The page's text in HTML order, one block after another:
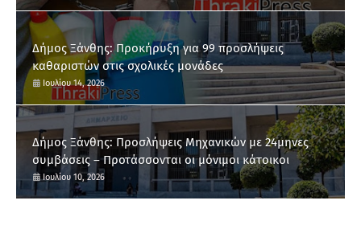
Δήμος Ξάνθης: Προκήρυξη για 99 προσλήψεις
καθαριστών στις σχολικές μονάδες
Ιουλίου 14, 2026
Δήμος Ξάνθης: Προσλήψεις Μηχανικών με 24μηνες
συμβάσεις – Προτάσσονται οι μόνιμοι κάτοικοι
Ιουλίου 10, 2026